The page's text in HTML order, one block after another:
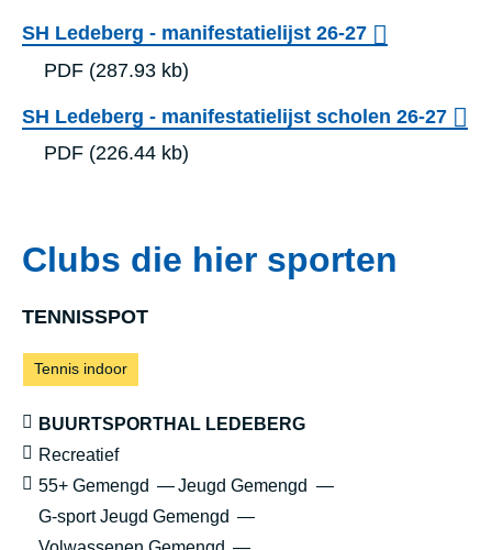
SH Ledeberg - manifestatielijst 26-27
PDF (287.93 kb)
SH Ledeberg - manifestatielijst scholen 26-27
PDF (226.44 kb)
Clubs die hier sporten
TEN­NIS­SPOT
Sporten:
Tennis indoor
Locatie:
BUURTSPORTHAL LEDEBERG
Sportniveau:
Recreatief
Leeftijd:
55+ Gemengd
Jeugd Gemengd
G-sport Jeugd Gemengd